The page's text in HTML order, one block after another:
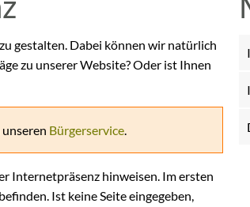
gestalten. Dabei können wir natürlich
zu unserer Website? Oder ist Ihnen
Bürgerservice.
Internetpräsenz hinweisen. Im ersten
Ist keine Seite eingegeben,